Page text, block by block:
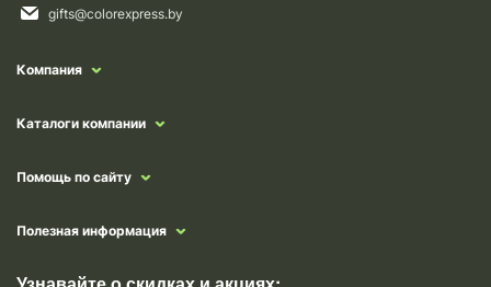
gifts@colorexpress.by
Компания
Каталоги компании
Помощь по сайту
Полезная информация